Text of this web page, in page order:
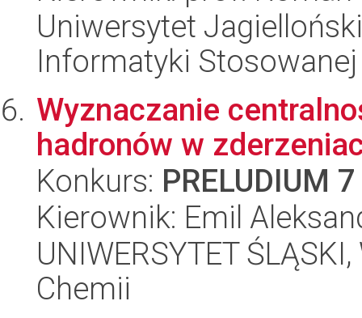
Uniwersytet
Informatyki Stosowanej
Wyznaczanie
hadronów w
Konkurs: PRELUDIUM 7
Kierownik: Emil
UNIWERSYTET
Chemii